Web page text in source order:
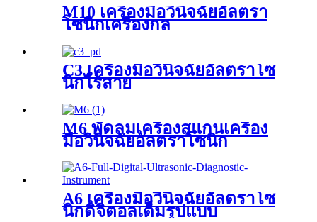
M10 เครื่องมือวินิจฉัยอัลตรา
โซนิกเครื่องกล
C3 เครื่องมือวินิจฉัยอัลตราโซ
นิกไร้สาย
M6 พัดลมเครื่องสแกนเครื่อง
มือวินิจฉัยอัลตราโซนิก
A6 เครื่องมือวินิจฉัยอัลตราโซ
นิกดิจิตอลเต็มรูปแบบ